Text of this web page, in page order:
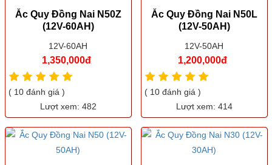
Ắc Quy Đồng Nai N50Z
(12V-60AH)
12V-60AH
1,350,000đ
( 10 đánh giá )
Lượt xem: 482
Ắc Quy Đồng Nai N50L
(12V-50AH)
12V-50AH
1,200,000đ
( 10 đánh giá )
Lượt xem: 414